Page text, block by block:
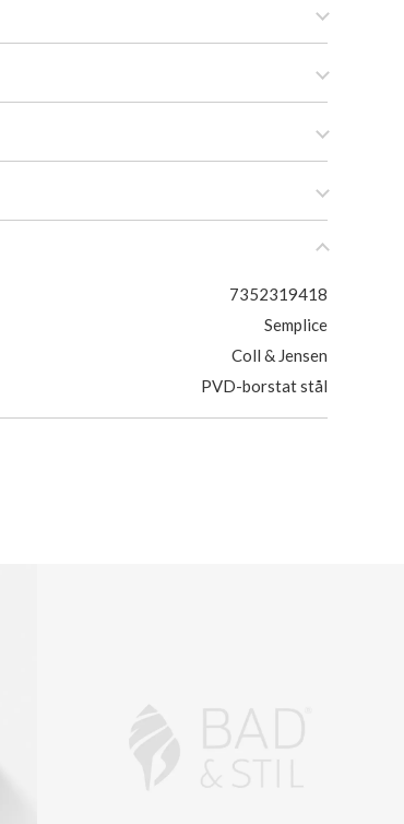
7352319418
Semplice
Coll & Jensen
PVD-borstat stål